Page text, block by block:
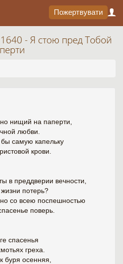
Пожертвувати
- Я стою пред Тобой
нищий на паперти,
любви.
самую капельку
крови.
в преддверии вечности,
потерь?
со всею поспешностью
поверь.
спасенья
греха.
буря осенняя,